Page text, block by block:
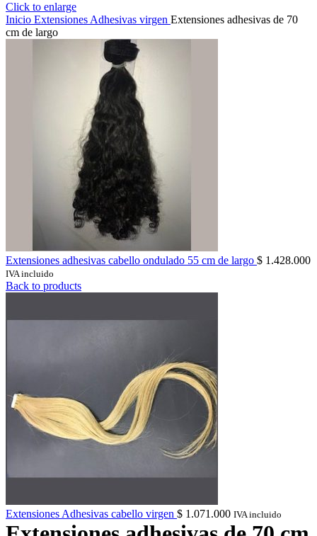
Click to enlarge
Inicio Extensiones Adhesivas virgen Extensiones adhesivas de 70
cm de largo
Extensiones adhesivas cabello ondulado 55 cm de largo $ 1.428.000
IVA incluido
Back to products
Extensiones Adhesivas cabello virgen $ 1.071.000 IVA incluido